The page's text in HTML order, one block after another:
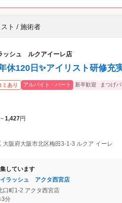
ト / 施術者
ッシュ ルクアイーレ店
休120日✨アイリスト研修充
ミあり アルバイト・パート 新卒歓迎 まつげ
~ 1,427円
大阪府大阪市北区梅田3-1-3 ルクア イーレ
しています
イラッシュ アクタ西宮店
口町1-2 アクタ西宮店
3分